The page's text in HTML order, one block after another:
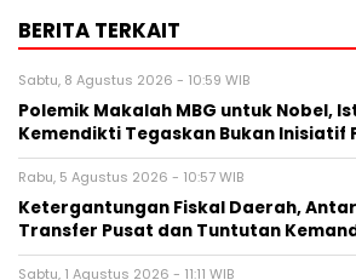
BERITA TERKAIT
Sabtu, 8 Agustus 2026 - 10:59 WIB
Polemik Makalah MBG untuk Nobel,
Kemendikti Tegaskan Bukan Inisiatif
Rabu, 5 Agustus 2026 - 10:57 WIB
Ketergantungan Fiskal Daerah,
Transfer Pusat dan Tuntutan
Sabtu, 1 Agustus 2026 - 11:11 WIB